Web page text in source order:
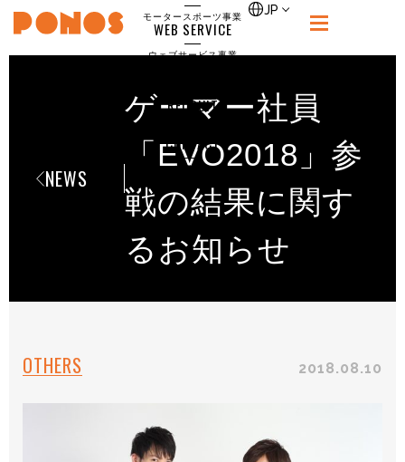
PONOS
モータースポーツ事業
WEB SERVICE
ウェブサービス事業
RECRUIT
CONTACT
お問合せ
JP
NEWS
ゲーマー社員
「EVO2018」参
戦の結果に関す
るお知らせ
OTHERS 2018.08.10